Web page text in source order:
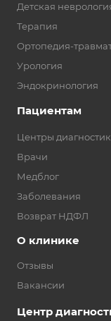
Детская
Терапия
Ортопедия-
Урология
Эндокринология
Пациентам
Центры
Врачи
Медблог
Заболевания
Возврат НДФЛ
О клинике
Отзывы
Вакансии
Центр